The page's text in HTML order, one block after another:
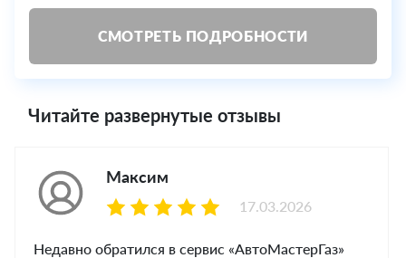
СМОТРЕТЬ ПОДРОБНОСТИ
Читайте развернутые отзывы
Максим
Недавно обратился в сервис «АвтоМастерГаз»
17.03.2026